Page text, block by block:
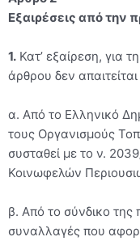
Εξαιρέσεις από την
1. Κατ’ εξαίρεση, για
άρθρου δεν
α. Από το Ελληνικό
τους Οργανισμούς
συσταθεί με το ν.
Κοινωφελών
β. Από το σύνδικο
συναλλαγές που